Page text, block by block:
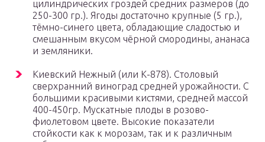
цилиндрических гроздей средних размеров (до
250-300 гр.). Ягоды достаточно крупные (5 гр.),
тёмно-синего цвета, обладающие сладостью и
смешанным вкусом чёрной смородины, ананаса
и земляники.
Киевский Нежный (или К-878). Столовый
сверхранний виноград средней урожайности. С
большими красивыми кистями, средней массой
400-450гр. Мускатные плоды в розово-
фиолетовом цвете. Высокие показатели
стойкости как к морозам, так и к различным